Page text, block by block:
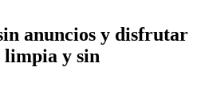
anuncios y disfrutar
limpia y sin